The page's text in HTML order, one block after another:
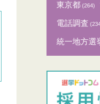
東京都 (264)
電話調査
統一地方選